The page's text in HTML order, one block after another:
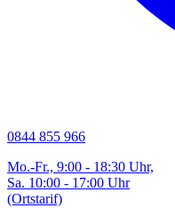
0844 855 966
Mo.-Fr., 9:00 - 18:30 Uhr,
Sa. 10:00 - 17:00 Uhr
(Ortstarif)